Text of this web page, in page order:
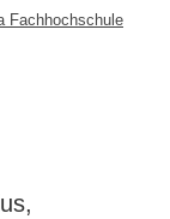
Fachhochschule